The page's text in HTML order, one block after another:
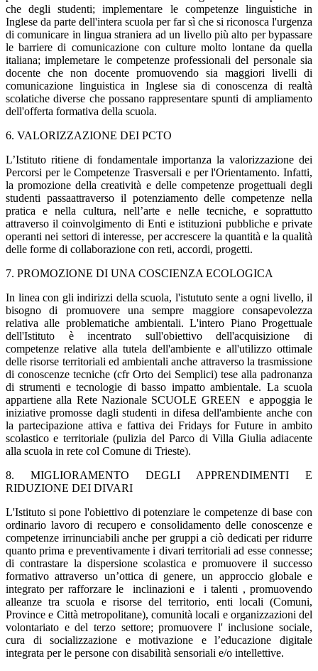
che degli studenti; implementare le competenze linguistiche in
Inglese da parte dell'intera scuola per far sì che si riconosca l'urgenza
di comunicare in lingua straniera ad un livello più alto per bypassare
le barriere di comunicazione con culture molto lontane da quella
italiana; implemetare le competenze professionali del personale sia
docente che non docente promuovendo sia maggiori livelli di
comunicazione linguistica in Inglese sia di conoscenza di realtà
scolatiche diverse che possano rappresentare spunti di ampliamento
dell'offerta formativa della scuola.
6. VALORIZZAZIONE DEI PCTO
L’Istituto ritiene di fondamentale importanza la valorizzazione dei
Percorsi per le Competenze Trasversali e per l'Orientamento. Infatti,
la promozione della creatività e delle competenze progettuali degli
studenti passaattraverso il potenziamento delle competenze nella
pratica e nella cultura, nell’arte e nelle tecniche, e soprattutto
attraverso il coinvolgimento di Enti e istituzioni pubbliche e private
operanti nei settori di interesse, per accrescere la quantità e la qualità
delle forme di collaborazione con reti, accordi, progetti.
7. PROMOZIONE DI UNA COSCIENZA ECOLOGICA
In linea con gli indirizzi della scuola, l'istututo sente a ogni livello, il
bisogno di promuovere una sempre maggiore consapevolezza
relativa alle problematiche ambientali. L'intero Piano Progettuale
dell'Istituto è incentrato sull'obiettivo dell'acquisizione di
competenze relative alla tutela dell'ambiente e all'utilizzo ottimale
delle risorse territoriali ed ambientali anche attraverso la trasmissione
di conoscenze tecniche (cfr Orto dei Semplici) tese alla padronanza
di strumenti e tecnologie di basso impatto ambientale. La scuola
appartiene alla Rete Nazionale SCUOLE GREEN e appoggia le
iniziative promosse dagli studenti in difesa dell'ambiente anche con
la partecipazione attiva e fattiva dei Fridays for Future in ambito
scolastico e territoriale (pulizia del Parco di Villa Giulia adiacente
alla scuola in rete col Comune di Trieste).
8. MIGLIORAMENTO DEGLI APPRENDIMENTI E
RIDUZIONE DEI DIVARI
L'Istituto si pone l'obiettivo di potenziare le competenze di base con
ordinario lavoro di recupero e consolidamento delle conoscenze e
competenze irrinunciabili anche per gruppi a ciò dedicati per ridurre
quanto prima e preventivamente i divari territoriali ad esse connesse;
di contrastare la dispersione scolastica e promuovere il successo
formativo attraverso un’ottica di genere, un approccio globale e
integrato per rafforzare le inclinazioni e i talenti , promuovendo
alleanze tra scuola e risorse del territorio, enti locali (Comuni,
Province e Città metropolitane), comunità locali e organizzazioni del
volontariato e del terzo settore; promuovere l' inclusione sociale,
cura di socializzazione e motivazione e l’educazione digitale
integrata per le persone con disabilità sensoriali e/o intellettive.